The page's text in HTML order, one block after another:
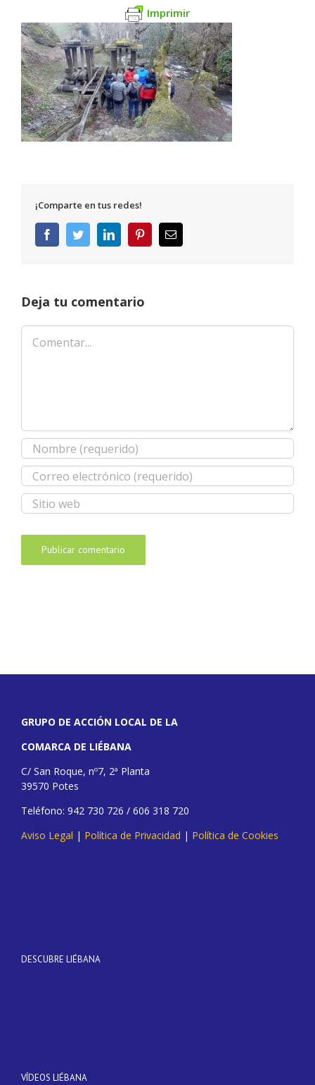
Imprimir
¡Comparte en tus redes!
FacebookTwitterLinkedInPinterestCorreo
electrónico
Deja tu comentario
Comentar
GRUPO DE ACCIÓN LOCAL DE LA
COMARCA DE LIÉBANA
C/ San Roque, nº7, 2ª Planta
39570 Potes
Teléfono: 942 730 726 / 606 318 720
Aviso Legal | Política de Privacidad | Política de Cookies
DESCUBRE LIÉBANA
VÍDEOS LIÉBANA